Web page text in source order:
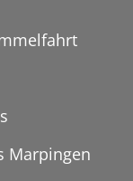
Marpingen